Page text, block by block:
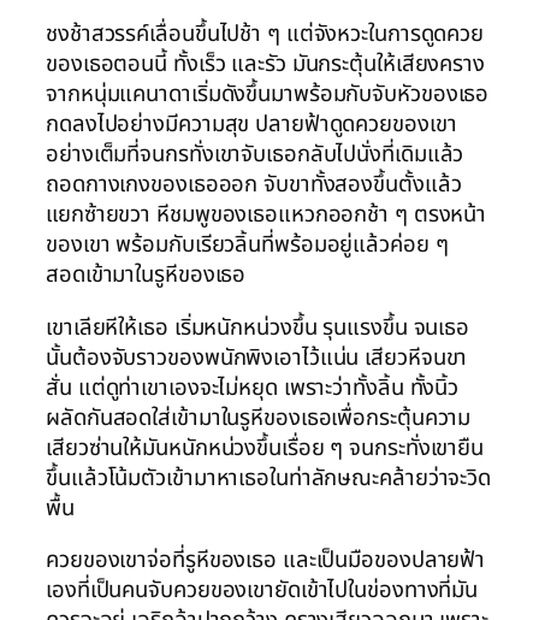
ชงช้าสวรรค์เลื่อนขึ้นไปช้า ๆ แต่จังหวะในการดูดควย
ของเธอตอนนี้ ทั้งเร็ว และรัว มันกระตุ้นให้เสียงคราง
จากหนุ่มแคนาดาเริ่มดังขึ้นมาพร้อมกับจับหัวของเธอ
กดลงไปอย่างมีความสุข ปลายฟ้าดูดควยของเขา
อย่างเต็มที่จนกรทั่งเขาจับเธอกลับไปนั่งที่เดิมแล้ว
ถอดกางเกงของเธอออก จับขาทั้งสองขึ้นตั้งแล้ว
แยกซ้ายขวา หีชมพูของเธอแหวกออกช้า ๆ ตรงหน้า
ของเขา พร้อมกับเรียวลิ้นที่พร้อมอยู่แล้วค่อย ๆ
สอดเข้ามาในรูหีของเธอ
เขาเลียหีให้เธอ เริ่มหนักหน่วงขึ้น รุนแรงขึ้น จนเธอ
นั้นต้องจับราวของพนักพิงเอาไว้แน่น เสียวหีจนขา
สั่น แต่ดูท่าเขาเองจะไม่หยุด เพราะว่าทั้งลิ้น ทั้งนิ้ว
ผลัดกันสอดใส่เข้ามาในรูหีของเธอเพื่อกระตุ้นความ
เสียวซ่านให้มันหนักหน่วงขึ้นเรื่อย ๆ จนกระทั่งเขายืน
ขึ้นแล้วโน้มตัวเข้ามาหาเธอในท่าลักษณะคล้ายว่าจะวิด
พื้น
ควยของเขาจ่อที่รูหีของเธอ และเป็นมือของปลายฟ้า
เองที่เป็นคนจับควยของเขายัดเข้าไปในข่องทางที่มัน